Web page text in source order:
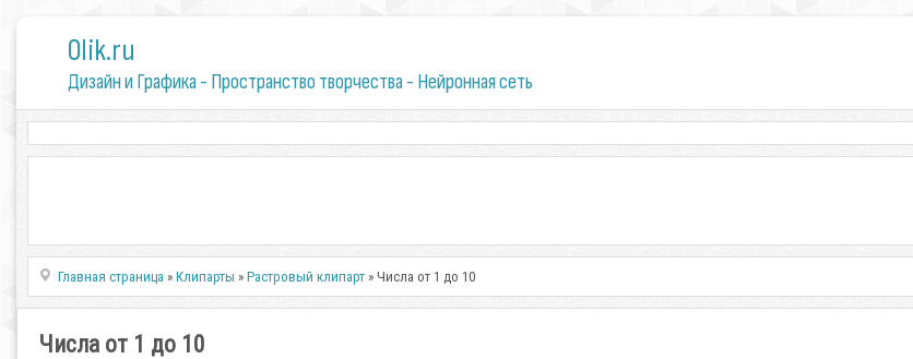
0lik.ru
Дизайн и Графика - Пространство творчества - Нейронная сеть
Главная страница »Клипарты »Растровый клипарт » Числа от 1 до 10
Числа от 1 до 10